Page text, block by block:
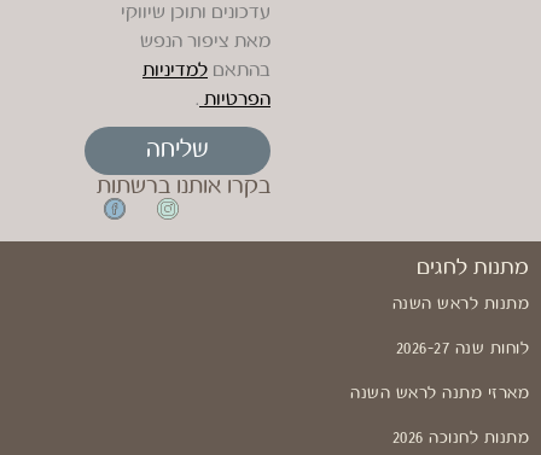
עדכונים ותוכן שיווקי
מאת ציפור הנפש
בהתאם למדיניות
הפרטיות .
שליחה
בקרו אותנו ברשתות
מתנות לחגים
מתנות לראש השנה
לוחות שנה 2026-27
מארזי מתנה לראש השנה
מתנות לחנוכה 2026